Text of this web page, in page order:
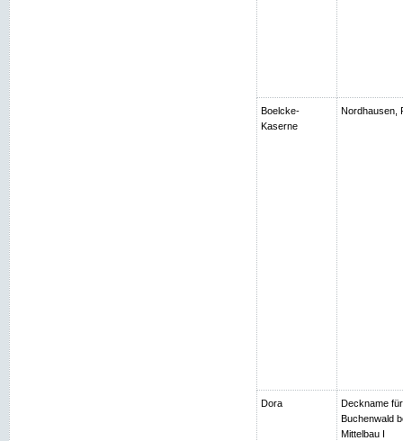
Boelcke-
Kaserne
Nordhausen,
Dora
Deckname
Buchenwald
Mittelbau I